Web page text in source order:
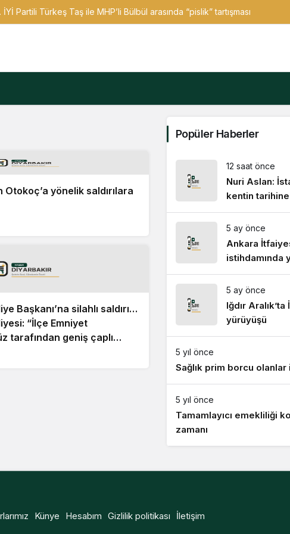
Partili Türkeş Taş ile MHP’li Bülbül arasında “pislik” tartışması
Otokoç’a yönelik saldırılara
Başkanı’na silahlı saldırı…
“İlçe Emniyet
tarafından geniş çaplı
olup, süreç titizlikle
Popüler Haberler
12 saat önce
Nuri Aslan:
kentin tarihine
olacak burası
5 ay önce
Ankara
istihdamında
artış
5 ay önce
Iğdır
yürüyüşü
5 yıl önce
Sağlık prim borcu olanlar
5 yıl önce
Tamamlayıcı emekliliği
zamanı
Künye Hesabım Gizlilik politikası İletişim